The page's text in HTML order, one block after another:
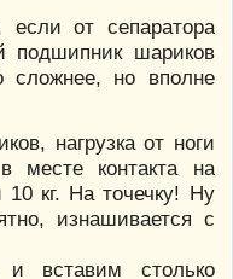
если от сепаратора
подшипник шариков
сложнее, но вполне
нагрузка от ноги
месте контакта на
кг. На точечку! Ну
изнашивается с
и вставим столько